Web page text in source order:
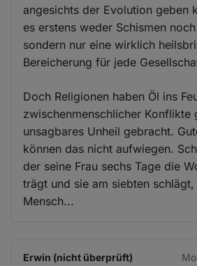
angesichts der Evolution geben
es erstens weder Schismen
sondern nur eine wirklich
Bereicherung für jede
Doch Religionen haben Öl ins
zwischenmenschlicher Konflikte
unsagbares Unheil gebracht.
können das nicht aufwiegen.
der seine Frau sechs Tage die
trägt und sie am siebten
Mensch...
Erwin (nicht überprüft)